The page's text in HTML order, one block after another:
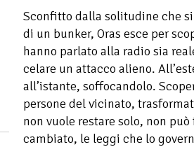
Sconfitto dalla solitudine che
di un bunker, Oras esce per
hanno parlato alla radio sia
celare un attacco alieno.
all’istante, soffocandolo.
persone del vicinato,
non vuole restare solo, non
cambiato, le leggi che lo